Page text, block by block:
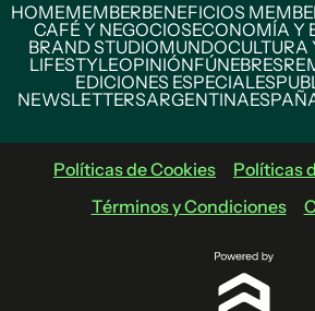
HOMEMEMBERBENEFICIOS
CAFÉ Y NEGOCIOSECONOMÍA Y
BRAND STUDIOMUNDOCULTURA
LIFESTYLEOPINIÓNFÚNEBRES
EDICIONES ESPECIALES
NEWSLETTERSARGENTINA
Políticas de Cookies
Políticas
Términos y Condiciones